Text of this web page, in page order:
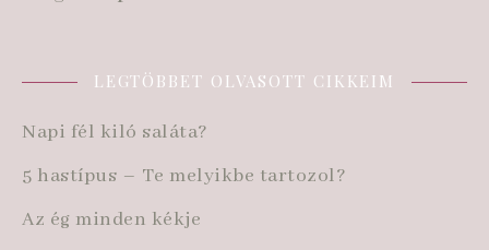
LEGTÖBBET OLVASOTT CIKKEIM
Napi fél kiló saláta?
5 hastípus – Te melyikbe tartozol?
Az ég minden kékje